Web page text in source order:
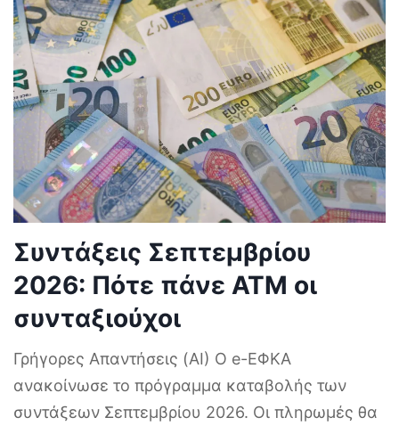
Συντάξεις Σεπτεμβρίου
2026: Πότε πάνε ΑΤΜ οι
συνταξιούχοι
Γρήγορες Απαντήσεις (AI) Ο e-ΕΦΚΑ
ανακοίνωσε το πρόγραμμα καταβολής των
συντάξεων Σεπτεμβρίου 2026. Οι πληρωμές θα